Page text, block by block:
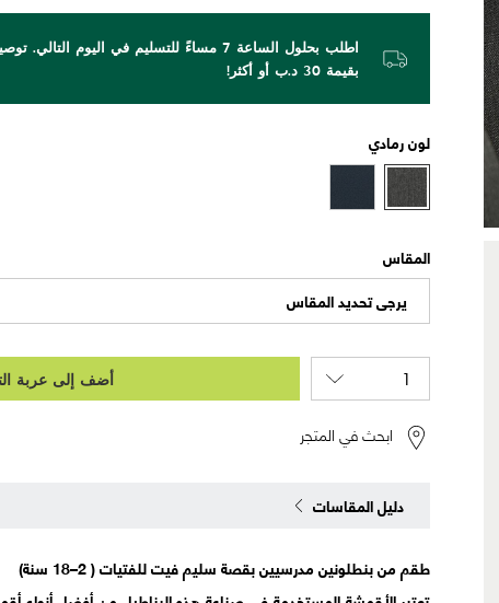
اطلب بحلول الساعة 7 مساءً للتسليم في اليوم
بقيمة 30 د.ب أو أكثر!
لونرمادي
المقاس
يرجى تحديد المقاس
أضف إلى عربة
ابحث في المتجر
دليل المقاسات
طقم من بنطلونين مدرسيين بقصة سليم فيت للفتيات ( 2–18 سنة)